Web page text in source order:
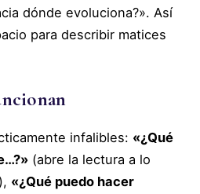
dónde evoluciona?». Así
para describir matices
infalibles: «¿Qué
(abre la lectura a lo
«¿Qué puedo hacer